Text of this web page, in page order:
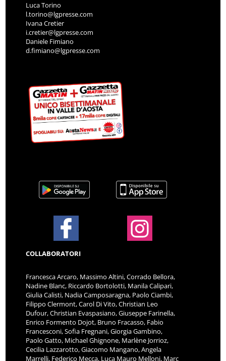
Luca Torino
l.torino@lgpresse.com
Ivana Cretier
i.cretier@lgpresse.com
Daniele Fimiano
d.fimiano@lgpresse.com
COLLABORATORI
Francesca Arcaro, Massimo Altini, Corrado Bellora,
Nadine Blanc, Riccardo Bortolotti, Manila Calipari,
Giulia Calisti, Nadia Camposaragna, Paolo Ciambi,
Filippo Clermont, Carol Di Vito, Christian Leo
Dufour, Christian Evaspasiano, Giuseppe Farinella,
Enrico Formento Dojot, Bruno Fracasso, Fabio
Francesconi, Sofia Fregnani, Giorgia Gambino,
Paolo Gatto, Michael Ghignone, Marlène Jorrioz,
Cecilia Lazzarotto, Giacomo Mangano, Angela
Marrelli, Federico Mecca, Luca Mauro Melloni, Marc